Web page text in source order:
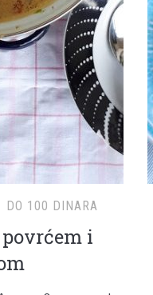
DO 100 DINARA
i